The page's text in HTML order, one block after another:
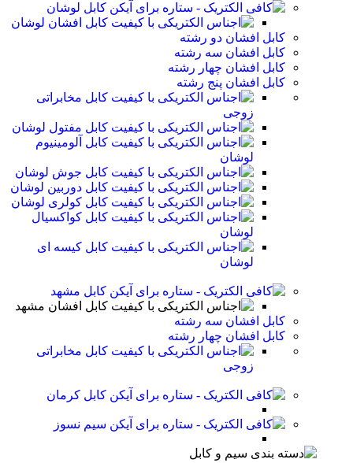
کابل لوشان
کابل افشان لوشان
کابل افشان دو رشته
کابل افشان سه رشته
کابل افشان چهار رشته
کابل افشان پنج رشته
کابل مخابراتی
زوجی
کابل مفتول لوشان
کابل آلومینیوم
لوشان
کابل جوش لوشان
کابل دوربین لوشان
کابل کولری لوشان
کابل کواکسیال
لوشان
کابل کیسه ای
لوشان
کابل مشهد
کابل افشان مشهد
کابل افشان سه رشته
کابل افشان چهار رشته
کابل مخابراتی
زوجی
کابل کرمان
سیم نسوز